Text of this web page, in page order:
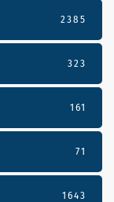
2385
323
161
71
1643